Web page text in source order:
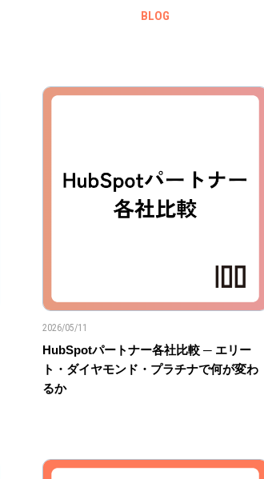
BLOG
2026/05/11
HubSpotパートナー各社比較 ─ エリー
ト・ダイヤモンド・プラチナで何が変わ
るか